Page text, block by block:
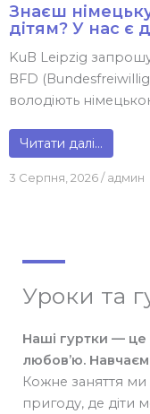
Знаєш
дітям? У нас є
KuB Leipzig
BFD
володіють
Читати далі…
3 Серпня, 2026/админ
Уроки та
Наші гуртки — це
любов’ю.
Кожне заняття
пригоду, де діти